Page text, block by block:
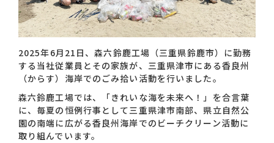
おすすめキーワード
#会社概要
#森六って何？
#グローバルネットワーク
#ダイバーシティ＆インクルージョン
#統合報告書
2025年6月21日、森六鈴鹿工場（三重県鈴鹿市）に勤務
する当社従業員とその家族が、三重県津市にある香良州
（からす）海岸でのごみ拾い活動を行いました。
森六鈴鹿工場では、「きれいな海を未来へ！」を合言葉
に、毎夏の恒例行事として三重県津市南部、県立自然公
園の南端に広がる香良州海岸でのビーチクリーン活動に
取り組んでいます。